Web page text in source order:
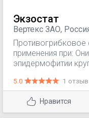
Экзостат
Вертекс ЗАО,
Противогрибковое
применения при:
эпидермофитии
кожи, микозы со
инфекцией.
5.0 1 отзыв
Нравится